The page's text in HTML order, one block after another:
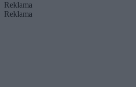
Reklama
Reklama